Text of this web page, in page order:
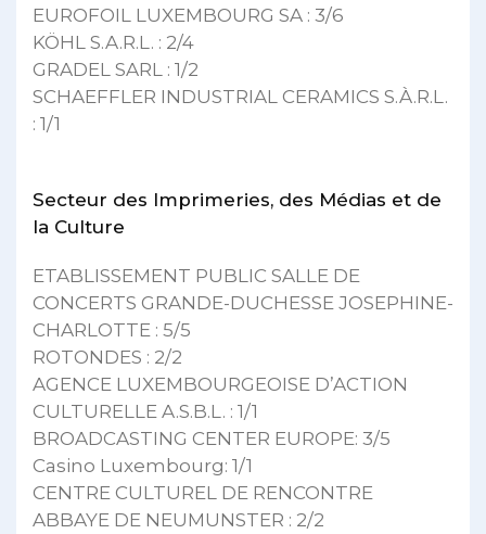
EUROFOIL LUXEMBOURG SA : 3/6
KÖHL S.A.R.L. : 2/4
GRADEL SARL : 1/2
SCHAEFFLER INDUSTRIAL CERAMICS S.À.R.L.
: 1/1
Secteur des Imprimeries, des Médias et de
la Culture
ETABLISSEMENT PUBLIC SALLE DE
CONCERTS GRANDE-DUCHESSE JOSEPHINE-
CHARLOTTE : 5/5
ROTONDES : 2/2
AGENCE LUXEMBOURGEOISE D’ACTION
CULTURELLE A.S.B.L. : 1/1
BROADCASTING CENTER EUROPE: 3/5
Casino Luxembourg: 1/1
CENTRE CULTUREL DE RENCONTRE
ABBAYE DE NEUMUNSTER : 2/2